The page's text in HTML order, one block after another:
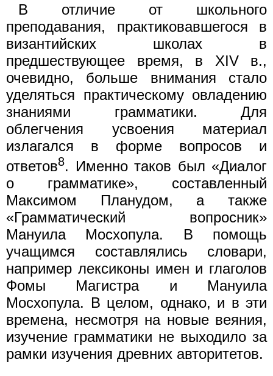
В отличие от школьного
преподавания, практиковавшегося в
византийских школах в
предшествующее время, в XIV в.,
очевидно, больше внимания стало
уделяться практическому овладению
знаниями грамматики. Для
облегчения усвоения материал
излагался в форме вопросов и
ответов8. Именно таков был «Диалог
о грамматике», составленный
Максимом Планудом, а также
«Грамматический вопросник»
Мануила Мосхопула. В помощь
учащимся составлялись словари,
например лексиконы имен и глаголов
Фомы Магистра и Мануила
Мосхопула. В целом, однако, и в эти
времена, несмотря на новые веяния,
изучение грамматики не выходило за
рамки изучения древних авторитетов.